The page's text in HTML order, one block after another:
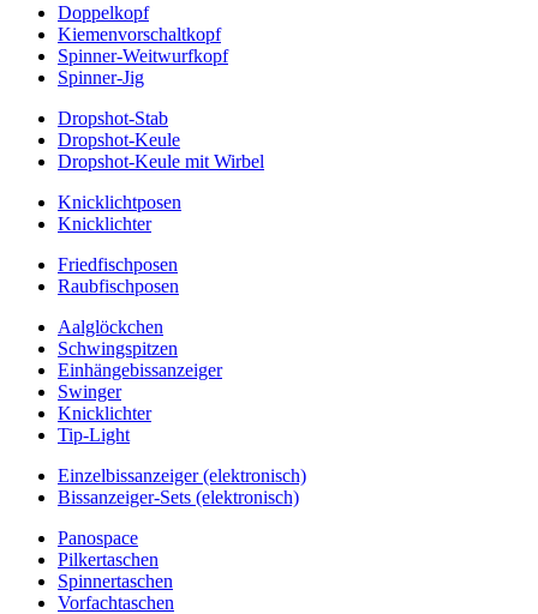
Doppelkopf
Kiemenvorschaltkopf
Spinner-Weitwurfkopf
Spinner-Jig
Dropshot-Stab
Dropshot-Keule
Dropshot-Keule mit Wirbel
Knicklichtposen
Knicklichter
Friedfischposen
Raubfischposen
Aalglöckchen
Schwingspitzen
Einhängebissanzeiger
Swinger
Knicklichter
Tip-Light
Einzelbissanzeiger (elektronisch)
Bissanzeiger-Sets (elektronisch)
Panospace
Pilkertaschen
Spinnertaschen
Vorfachtaschen